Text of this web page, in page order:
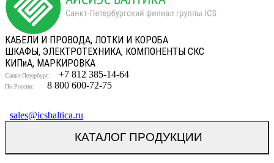
КАБЕЛИ И ПРОВОДА, ЛОТКИ И КОРОБА
ШКАФЫ, ЭЛЕКТРОТЕХНИКА, КОМПОНЕНТЫ СКС
КИПиА, МАРКИРОВКА
Санкт-Петербург: +7 812 385-14-64
По России: 8 800 600-72-75
sales@icsbaltica.ru
КАТАЛОГ ПРОДУКЦИИ